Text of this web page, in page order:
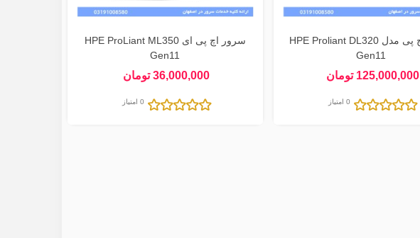
سرور اچ پی مدل HPE Proliant DL320
Gen11
125,000,000 تومان
0 امتیاز
سرور اچ پی ای HPE ProLiant ML350
Gen11
36,000,000 تومان
0 امتیاز